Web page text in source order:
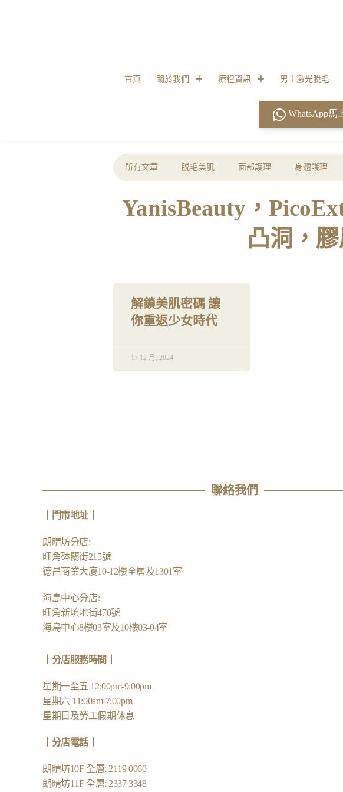
首頁 關於我們 療程資訊 男士激光脫毛
WhatsApp馬
所有文章 脱毛美肌 面部護理 身體護理
YanisBeauty，
凸洞，
解鎖美肌密碼 讓
你重返少女時代
17 12 月, 2024
聯絡我們
門市地址｜
朗晴坊分店:
旺角砵蘭街215號
德昌商業大廈10-12樓全層及1301室
海島中心分店:
旺角新填地街470號
海島中心8樓03室及10樓03-04室
｜分店服務時間｜
星期一至五 12:00pm-9:00pm
星期六 11:00am-7:00pm
星期日及勞工假期休息
分店電話｜
朗晴坊10F 全層: 2119 0060
朗晴坊11F 全層: 2337 3348